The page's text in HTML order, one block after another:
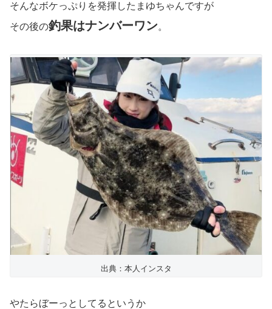
そんなボケっぷりを発揮したまゆちゃんですが
その後の釣果はナンバーワン。
出典：本人インスタ
やたらぼーっとしてるというか